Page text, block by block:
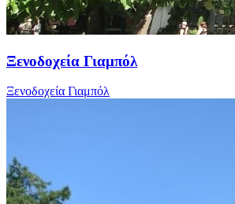
Ξενοδοχεία Γιαμπόλ
Ξενοδοχεία Γιαμπόλ